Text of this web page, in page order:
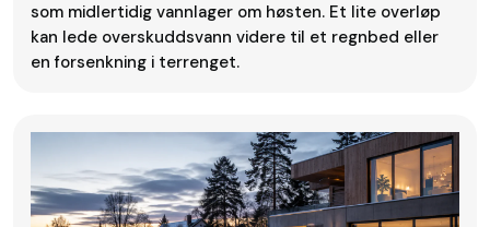
som midlertidig vannlager om høsten. Et lite overløp
kan lede overskuddsvann videre til et regnbed eller
en forsenkning i terrenget.